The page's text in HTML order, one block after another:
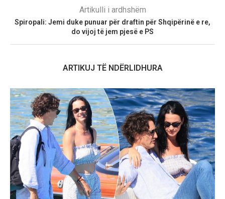
Artikulli i ardhshëm
Spiropali: Jemi duke punuar për draftin për Shqipërinë e re,
do vijoj të jem pjesë e PS
ARTIKUJ TË NDËRLIDHURA